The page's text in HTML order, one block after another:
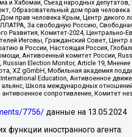
и Хабомаи, Съезд народных
Образовательный дом прав
прав человека Крым, Центр дикого
За свободную Россию,
Развития, Комитет-2024,
Иеговы, Гражданский Совет, Центр
в России, Настоящая Россия,
Антивоенный комитет России,
Election Monitor, Article 19,
XZ gGmbH, Мобильная академия
Education, Антивоенное
альянс, Школа международных
сопротивление, Комитет
7756/ данные на 13.05.2024
иностранного агента: